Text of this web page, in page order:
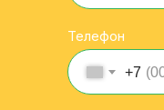
Телефон
+7